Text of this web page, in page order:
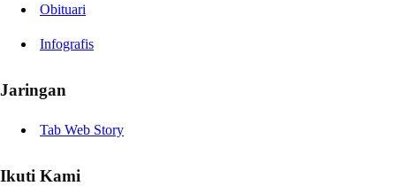
Obituari
Infografis
Jaringan
Tab Web Story
Ikuti Kami